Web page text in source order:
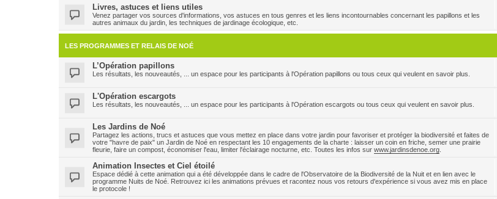
Livres, astuces et liens utiles
Venez partager vos sources d'informations, vos astuces en tous genres et les liens incontournables concernant les papillons et les
autres animaux du jardin, les techniques de jardinage écologique, etc.
LES PROGRAMMES ET RELAIS DE NOÉ
L’Opération papillons
Les résultats, les nouveautés, ... un espace pour les participants à l'Opération papillons ou tous ceux qui veulent en savoir plus.
L'Opération escargots
Les résultats, les nouveautés, ... un espace pour les participants à l'Opération escargots ou tous ceux qui veulent en savoir plus.
Les Jardins de Noé
Partagez les actions, trucs et astuces que vous mettez en place dans votre jardin pour favoriser et protéger la biodiversité et faites de
votre "havre de paix" un Jardin de Noé en respectant les 10 engagements de la charte : laisser un coin en friche, semer une prairie
fleurie, faire un compost, économiser l'eau, limiter l'éclairage nocturne, etc. Toutes les infos sur www.jardinsdenoe.org
Animation Insectes et Ciel étoilé
Espace dédié à cette animation qui a été développée dans le cadre de l'Observatoire de la Biodiversité de la Nuit et en lien avec le
programme Nuits de Noé. Retrouvez ici les animations prévues et racontez nous vos retours d'expérience si vous avez mis en place
le protocole !